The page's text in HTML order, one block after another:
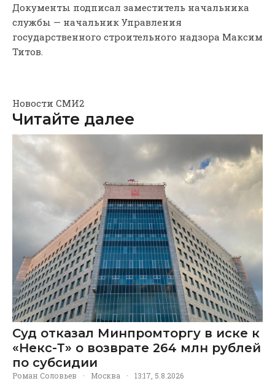
Документы подписал заместитель начальника
службы — начальник Управления
государственного строительного надзора Максим
Титов.
Новости СМИ2
Читайте далее
Суд отказал Минпромторгу в иске к
«Некс-Т» о возврате 264 млн рублей
по субсидии
Роман Соловьев · Москва · 13:17, 5.8.2026